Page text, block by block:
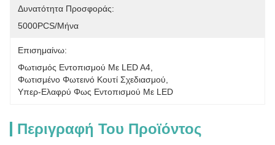
Δυνατότητα Προσφοράς:
5000PCS/μήνα
Επισημαίνω:
Φωτισμός Εντοπισμού Με LED A4
Φωτισμένο Φωτεινό Κουτί Σχεδιασμού
Υπερ-Ελαφρύ Φως Εντοπισμού Με LED
Περιγραφή Του Προϊόντος